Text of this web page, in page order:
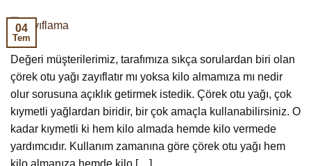
04
Tem
Değeri müşterilerimiz, tarafımıza sıkça sorulardan biri olan
çörek otu yağı zayıflatır mı yoksa kilo almamıza mı nedir
olur sorusuna açıklık getirmek istedik. Çörek otu yağı, çok
kıymetli yağlardan biridir, bir çok amaçla kullanabilirsiniz. O
kadar kıymetli ki hem kilo almada hemde kilo vermede
yardımcıdır. Kullanım zamanına göre çörek otu yağı hem